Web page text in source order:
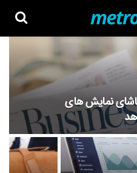
نمایش های